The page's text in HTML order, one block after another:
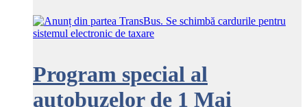
Program special al
autobuzelor de 1 Mai